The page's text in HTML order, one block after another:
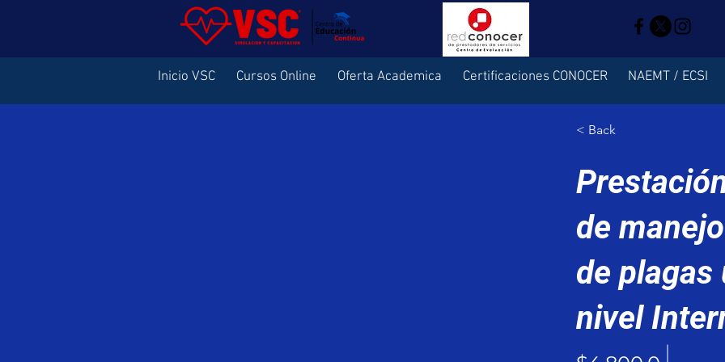
Inicio VSC Cursos Online Oferta Academica Certificaciones CONOCER NAEMT / ECSI
< Back
de
de plagas
nivel